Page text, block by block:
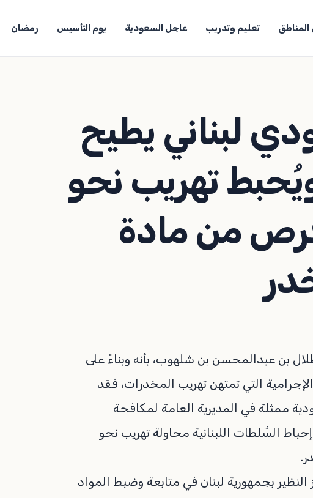
تعليم وتدريب عاجل السعودية يوم التأسيس رمضان
لبناني يطيح
تهريب نحو
قرص من مادة
بن عبدالمحسن بن شلهوب، بأنه وبناءً على
التي تمتهن تهريب المخدرات، فقد
ممثلة في المديرية العامة لمكافحة
السُلطات اللبنانية محاولة تهريب نحو
النظير بجمهورية لبنان في متابعة وضبط المواد